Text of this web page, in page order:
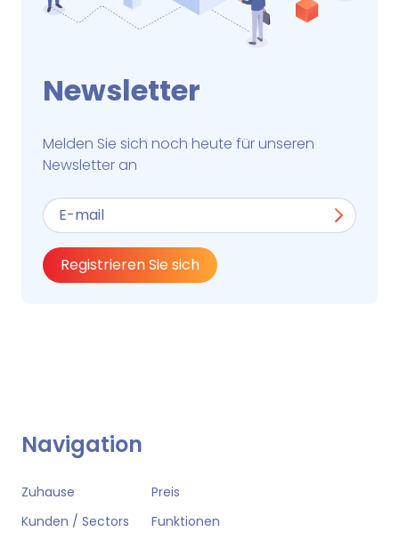
Newsletter
Melden Sie sich noch heute für unseren
Newsletter an
Registrieren Sie sich
Navigation
Zuhause
Preis
Kunden / Sectors
Funktionen